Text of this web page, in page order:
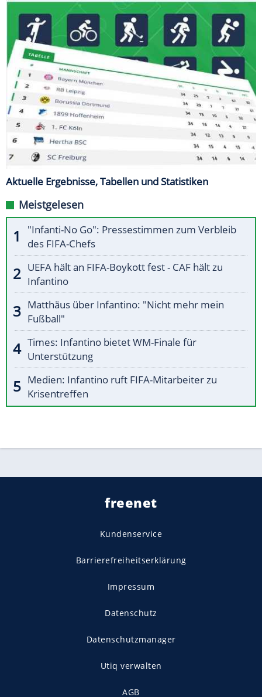
Aktuelle Ergebnisse, Tabellen und Statistiken
Meistgelesen
"Infanti-No Go": Pressestimmen zum Verbleib
des FIFA-Chefs
UEFA hält an FIFA-Boykott fest - CAF hält zu
Infantino
Matthäus über Infantino: "Nicht mehr mein
Fußball"
Times: Infantino bietet WM-Finale für
Unterstützung
Medien: Infantino ruft FIFA-Mitarbeiter zu
Krisentreffen
freenet
Kundenservice
Barrierefreiheitserklärung
Impressum
Datenschutz
Datenschutzmanager
Utiq verwalten
AGB